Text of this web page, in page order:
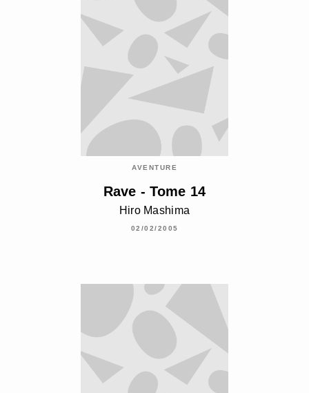
AVENTURE
Rave - Tome 14
Hiro Mashima
02/02/2005